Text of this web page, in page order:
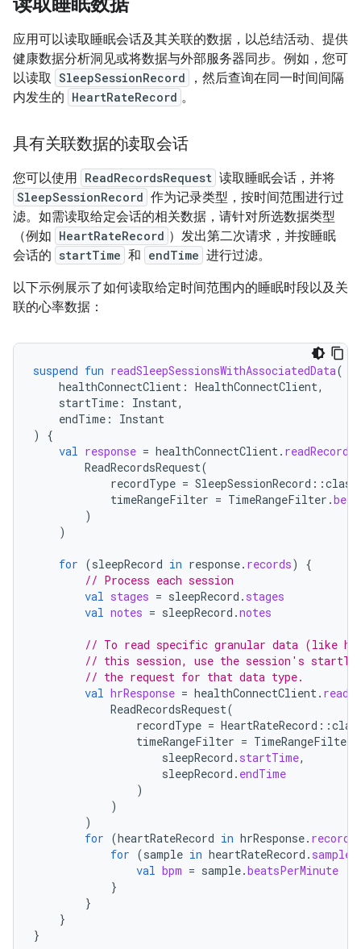
应用可以读取睡眠会话及其关联的数据，以总结活动、提供
健康数据分析洞见或将数据与外部服务器同步。例如，您可
以读取 SleepSessionRecord
，然后查询在同一时间间隔
内发生的 HeartRateRecord 。
具有关联数据的读取会话
您可以使用 ReadRecordsRequest 读取睡眠会话，并将
SleepSessionRecord 作为记录类型，按时间范围进行过
滤。如需读取给定会话的相关数据，请针对所选数据类型
（例如 HeartRateRecord ）发出第二次请求，并按睡眠
会话的 startTime 和 endTime 进行过滤。
以下示例展示了如何读取给定时间范围内的睡眠时段以及关
联的心率数据：
suspend fun readSleepSessionsWithAssociatedData(
healthConnectClient : HealthConnectClient,
startTime : Instant,
endTime :
Instant
)
{
val response = healthConnectClient. readRecords
ReadRecordsRequest(
recordType = SleepSessionRecord ::class
timeRangeFilter = TimeRangeFilter .
)
)
for (sleepRecord in response. records)
{
// Process each session
val stages = sleepRecord . stages
val notes = sleepRecord .notes
// To read specific granular data (like
// this session, use the session's
// the request for that data type.
val hrResponse = healthConnectClient.
ReadRecordsRequest(
recordType = HeartRateRecord ::
timeRangeFilter = TimeRangeFilter
sleepRecord . startTime,
sleepRecord . endTime
)
)
)
for (heartRateRecord in hrResponse. records
for (sample in heartRateRecord . samples
val bpm = sample.beatsPerMinute
}
}
}
}